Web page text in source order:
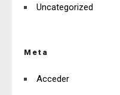
Uncategorized
Meta
Acceder